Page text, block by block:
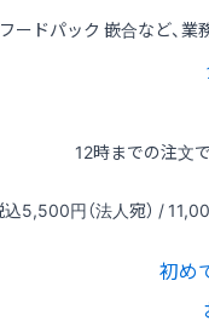
フードパック 嵌合など、業
12時までの注文で
込5,500円（法人宛） /
初め